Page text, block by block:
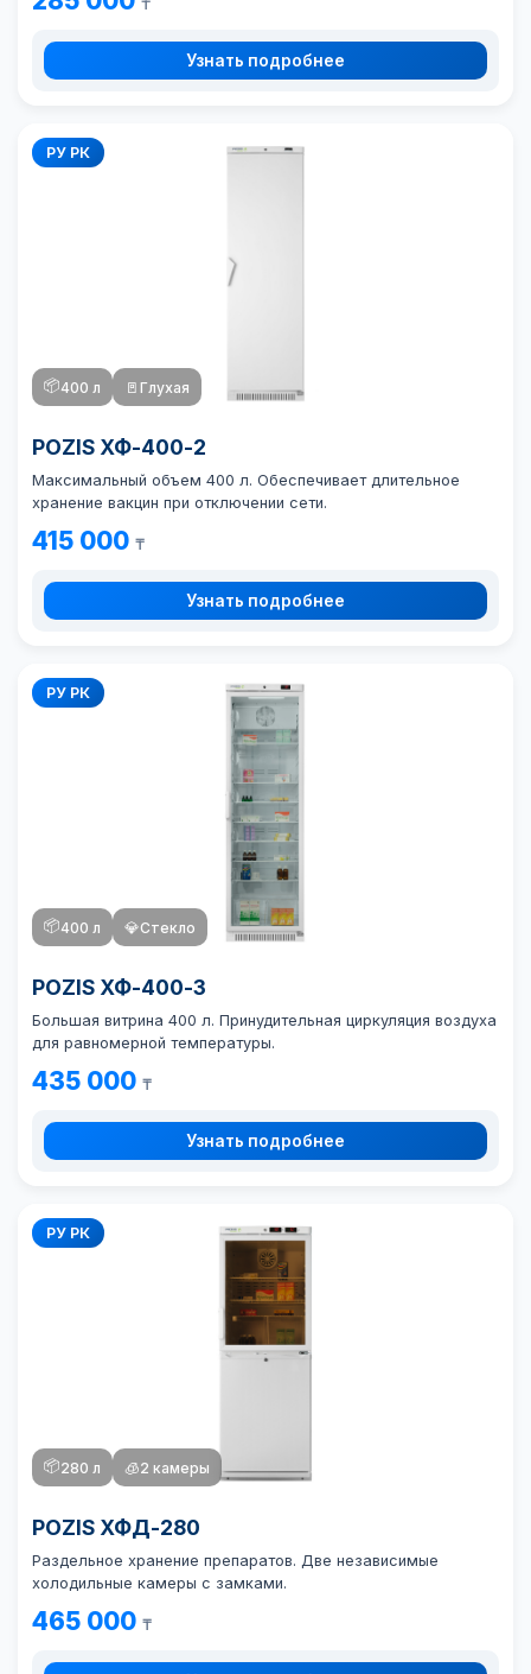
₸
Узнать подробнее
РУ РК
📦400 л 🚪 Глухая
POZIS ХФ-400-2
Максимальный объем 400 л. Обеспечивает длительное
хранение вакцин при отключении сети.
415 000 ₸
Узнать подробнее
РУ РК
📦400 л 💎Стекло
POZIS ХФ-400-3
Большая витрина 400 л. Принудительная циркуляция воздуха
для равномерной температуры.
435 000 ₸
Узнать подробнее
РУ РК
📦280 л 🧊2 камеры
POZIS ХФД-280
Раздельное хранение препаратов. Две независимые
холодильные камеры с замками.
465 000 ₸